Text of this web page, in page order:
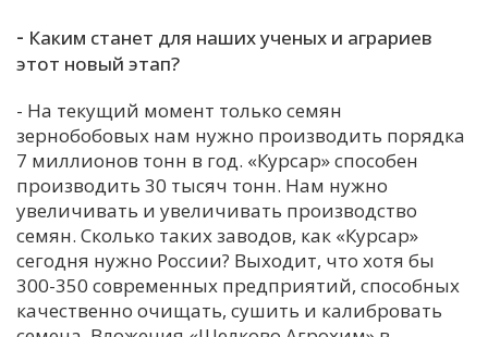
- Каким станет для наших ученых и аграриев
этот новый этап?
- На текущий момент только семян
зернобобовых нам нужно производить порядка
7 миллионов тонн в год. «Курсар» способен
производить 30 тысяч тонн. Нам нужно
увеличивать и увеличивать производство
семян. Сколько таких заводов, как «Курсар»
сегодня нужно России? Выходит, что хотя бы
300-350 современных предприятий, способных
качественно очищать, сушить и калибровать